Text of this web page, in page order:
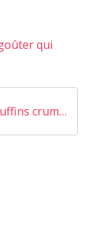
12 briochettes - Muffins crumble aux myrtilles